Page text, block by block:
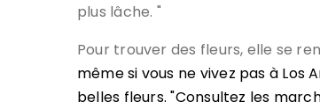
plus lâche. "
Pour trouver des fleurs, elle se
même si vous ne vivez pas à Los
belles fleurs. "Consultez les